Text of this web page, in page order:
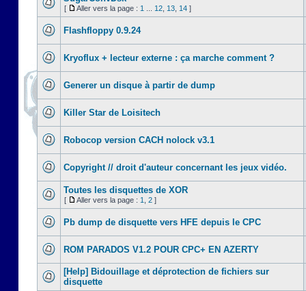
[ Aller vers la page : 1 12 13 14 ]
Flashfloppy 0.9.24
Kryoflux + lecteur externe : ça marche comment ?
Generer un disque à partir de dump
Killer Star de Loisitech
Robocop version CACH nolock v3.1
Copyright // droit d'auteur concernant les jeux vidéo.
Toutes les disquettes de XOR
[ Aller vers la page : 1 2 ]
Pb dump de disquette vers HFE depuis le CPC
ROM PARADOS V1.2 POUR CPC+ EN AZERTY
[Help] Bidouillage et déprotection de fichiers sur
disquette